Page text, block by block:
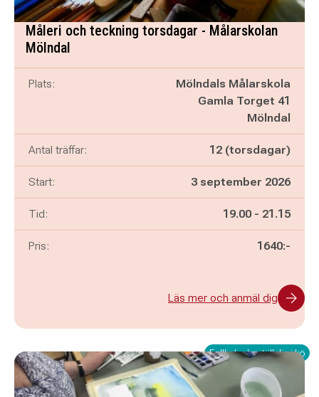
Måleri och teckning torsdagar - Målarskolan
Mölndal
Plats:
Mölndals Målarskola
Gamla Torget 41
Mölndal
Antal träffar: 12 (torsdagar)
Start: 3 september 2026
Tid: Pågår mellan
19.00 - och
21.15
Pris: 1640:-
Läs mer och anmäl dig
Fullbokad - ställ dig i kö